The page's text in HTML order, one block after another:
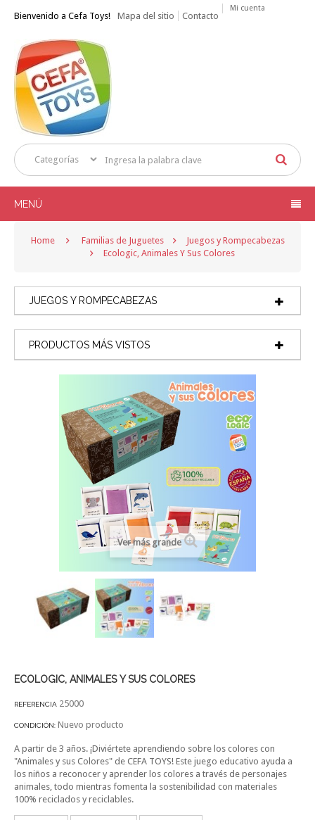
Bienvenido a Cefa Toys! Mapa del sitio Contacto
Mi cuenta
MENÚ
Home Familias de Juguetes
Juegos y Rompecabezas
Ecologic, Animales Y Sus Colores
JUEGOS Y ROMPECABEZAS
PRODUCTOS MÁS VISTOS
Ver más grande
ECOLOGIC, ANIMALES Y SUS COLORES
REFERENCIA 25000
CONDICIÓN: Nuevo producto
A partir de 3 años. ¡Diviértete aprendiendo sobre los colores con
"Animales y sus Colores" de CEFA TOYS! Este juego educativo ayuda a
los niños a reconocer y aprender los colores a través de personajes
animales, todo mientras fomenta la sostenibilidad con materiales
100% reciclados y reciclables.